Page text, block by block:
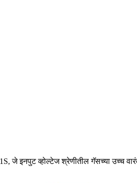
जे इनपुट व्होल्टेज श्रेणीतील गॅसच्या उच्च